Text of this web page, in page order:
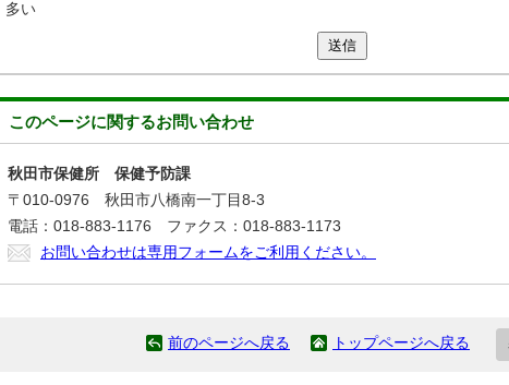
多い
送信
このページに関するお問い合わせ
秋田市保健所 保健予防課
〒010-0976 秋田市八橋南一丁目8-3
電話：018-883-1176 ファクス：018-883-1173
お問い合わせは専用フォームをご利用ください。
前のページへ戻る トップページへ戻る